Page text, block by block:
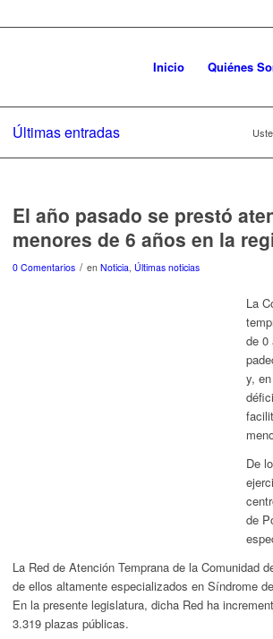
Inicio Quiénes
Últimas entradas
El año pasado se prestó
menores de 6 años en la
0 Comentarios / en Noticia, Últimas noticias
La
de 0
y,
De
de
La Red de Atención Temprana de la Comunidad
de ellos altamente especializados en Síndrome
En la presente legislatura, dicha Red ha
3.319 plazas públicas.